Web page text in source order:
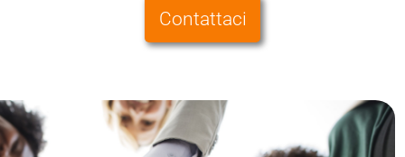
Contattaci